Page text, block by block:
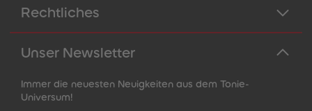
Rechtliches
Unser Newsletter
Immer die neuesten Neuigkeiten aus dem Tonie-
Universum!